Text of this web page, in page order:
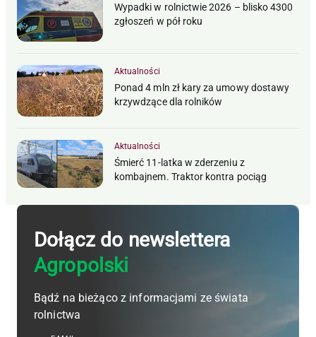
Wypadki w rolnictwie 2026 – blisko 4300
zgłoszeń w pół roku
Aktualności
Ponad 4 mln zł kary za umowy dostawy
krzywdzące dla rolników
Aktualności
Śmierć 11-latka w zderzeniu z
kombajnem. Traktor kontra pociąg
Dołącz do newslettera
Agropolski
Bądź na bieżąco z informacjami ze świata
rolnictwa